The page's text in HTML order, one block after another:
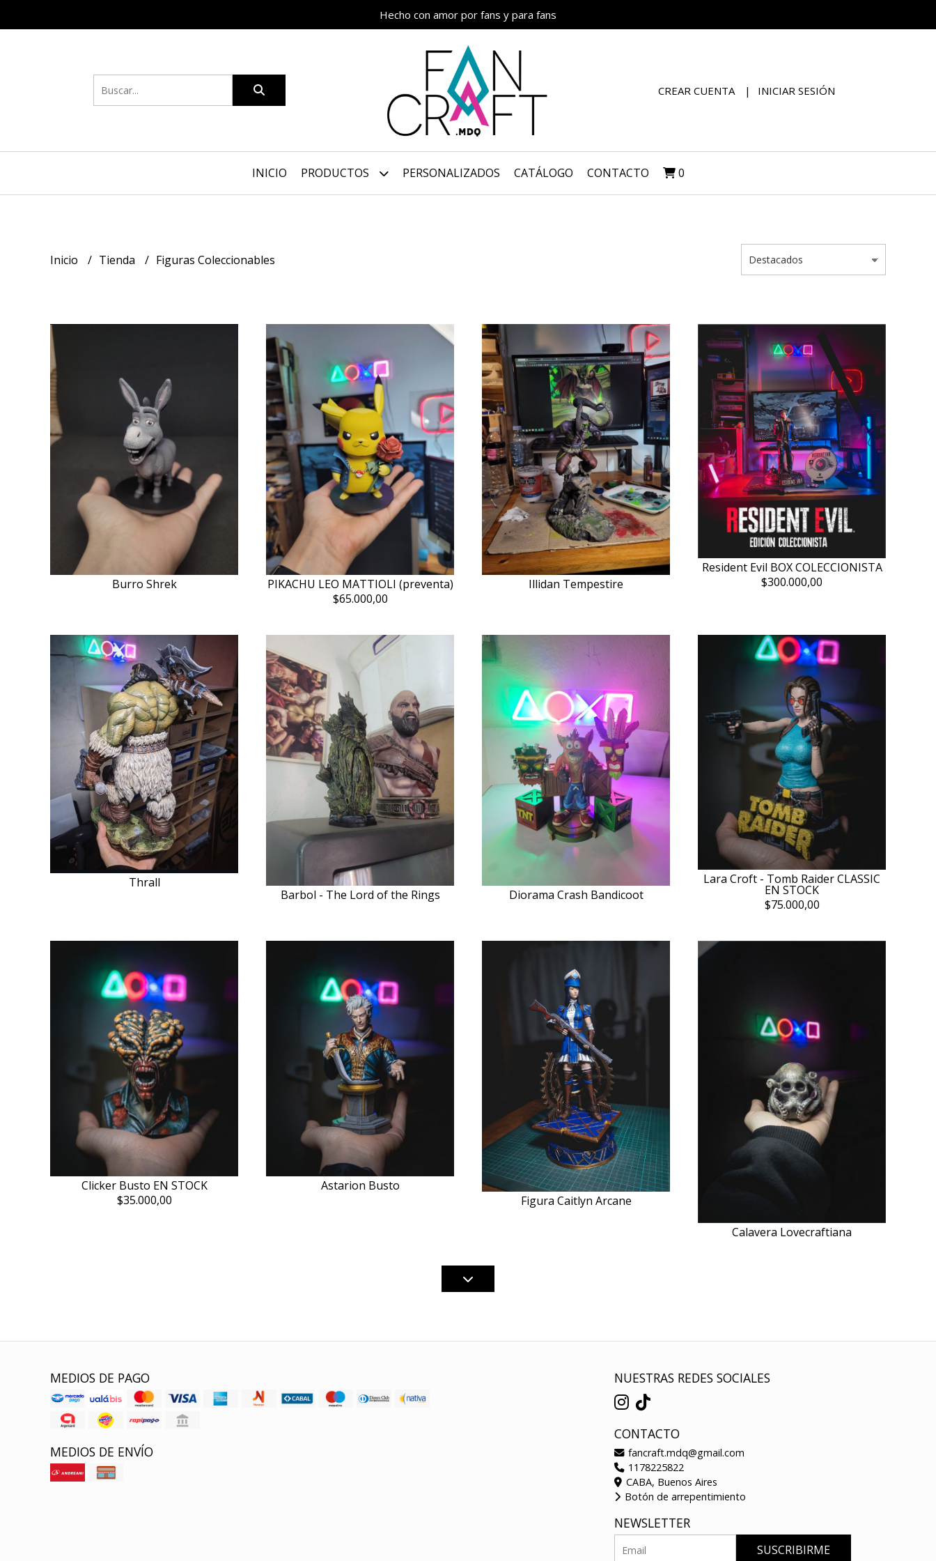
Hecho con amor por fans y para fans
CREAR CUENTA INICIAR SESIÓN
INICIO PRODUCTOS PERSONALIZADOS CATÁLOGO CONTACTO 0
Inicio Tienda Figuras Coleccionables
Burro Shrek
PIKACHU LEO MATTIOLI (preventa)
$65.000,00
Illidan Tempestire
Resident Evil BOX COLECCIONISTA
$300.000,00
Thrall
Barbol - The Lord of the Rings Diorama Crash Bandicoot
Lara Croft - Tomb Raider CLASSIC
EN STOCK
$75.000,00
Clicker Busto EN STOCK
$35.000,00
Astarion Busto
Figura Caitlyn Arcane
Calavera Lovecraftiana
MEDIOS DE PAGO
MEDIOS DE ENVÍO
NUESTRAS REDES SOCIALES
CONTACTO
fancraft.mdq@gmail.com
1178225822
CABA, Buenos Aires
Botón de arrepentimiento
NEWSLETTER
SUSCRIBIRME